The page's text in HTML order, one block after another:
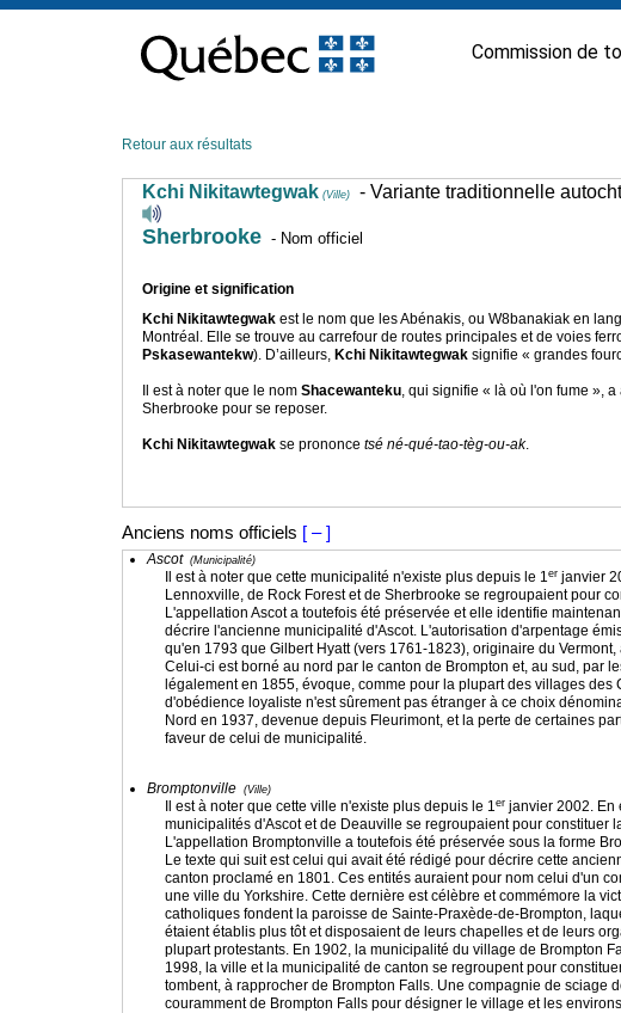
contenu
Commission de
Retour aux résultats
Kchi Nikitawtegwak (Ville) - Variante traditionnelle
Sherbrooke - Nom officiel
Origine et signification
Kchi Nikitawtegwak est le nom que les Abénakis, ou W8banakiak en
Montréal. Elle se trouve au carrefour de routes principales et de voies
Pskasewantekw). D’ailleurs, Kchi Nikitawtegwak signifie « grandes
Il est à noter que le nom Shacewanteku, qui signifie « là où l'on fume », a
Sherbrooke pour se reposer.
Kchi Nikitawtegwak se prononce tsé né-qué-tao-tèg-ou-ak.
Anciens noms officiels [ – ]
Ascot (Municipalité)
Il est à noter que cette municipalité n'existe plus depuis le 1er janvier
Lennoxville, de Rock Forest et de Sherbrooke se regroupaient pour
L'appellation Ascot a toutefois été préservée et elle identifie
décrire l'ancienne municipalité d'Ascot. L'autorisation d'arpentage
qu'en 1793 que Gilbert Hyatt (vers 1761-1823), originaire du
Celui-ci est borné au nord par le canton de Brompton et, au sud, par
légalement en 1855, évoque, comme pour la plupart des villages
d'obédience loyaliste n'est sûrement pas étranger à ce choix
Nord en 1937, devenue depuis Fleurimont, et la perte de certaines
faveur de celui de municipalité.
Bromptonville (Ville)
Il est à noter que cette ville n'existe plus depuis le 1er janvier 2002. En
municipalités d'Ascot et de Deauville se regroupaient pour
L'appellation Bromptonville a toutefois été préservée sous la forme
Le texte qui suit est celui qui avait été rédigé pour décrire cette
canton proclamé en 1801. Ces entités auraient pour nom celui d'un
une ville du Yorkshire. Cette dernière est célèbre et commémore la
catholiques fondent la paroisse de Sainte-Praxède-de-Brompton,
étaient établis plus tôt et disposaient de leurs chapelles et de leurs
plupart protestants. En 1902, la municipalité du village de Brompton
1998, la ville et la municipalité de canton se regroupent pour
tombent, à rapprocher de Brompton Falls. Une compagnie de sciage
couramment de Brompton Falls pour désigner le village et les